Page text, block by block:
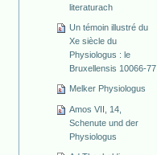
literaturach
Un témoin illustré du
Xe siècle du
Physiologus : le
Bruxellensis 10066-77
Melker Physiologus
Amos VII, 14,
Schenute und der
Physiologus